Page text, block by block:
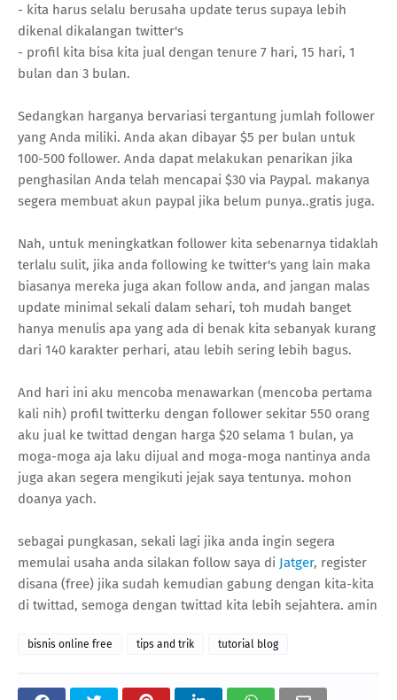
- kita harus selalu berusaha update terus supaya lebih
dikenal dikalangan twitter's
- profil kita bisa kita jual dengan tenure 7 hari, 15 hari, 1
bulan dan 3 bulan.
Sedangkan harganya bervariasi tergantung jumlah follower
yang Anda miliki. Anda akan dibayar $5 per bulan untuk
100-500 follower. Anda dapat melakukan penarikan jika
penghasilan Anda telah mencapai $30 via Paypal. makanya
segera membuat akun paypal jika belum punya..gratis juga.
Nah, untuk meningkatkan follower kita sebenarnya tidaklah
terlalu sulit, jika anda following ke twitter's yang lain maka
biasanya mereka juga akan follow anda, and jangan malas
update minimal sekali dalam sehari, toh mudah banget
hanya menulis apa yang ada di benak kita sebanyak kurang
dari 140 karakter perhari, atau lebih sering lebih bagus.
And hari ini aku mencoba menawarkan (mencoba pertama
kali nih) profil twitterku dengan follower sekitar 550 orang
aku jual ke twittad dengan harga $20 selama 1 bulan, ya
moga-moga aja laku dijual and moga-moga nantinya anda
juga akan segera mengikuti jejak saya tentunya. mohon
doanya yach.
sebagai pungkasan, sekali lagi jika anda ingin segera
memulai usaha anda silakan follow saya di Jatger, register
disana (free) jika sudah kemudian gabung dengan kita-kita
di twittad, semoga dengan twittad kita lebih sejahtera. amin
bisnis online free tips and trik tutorial blog